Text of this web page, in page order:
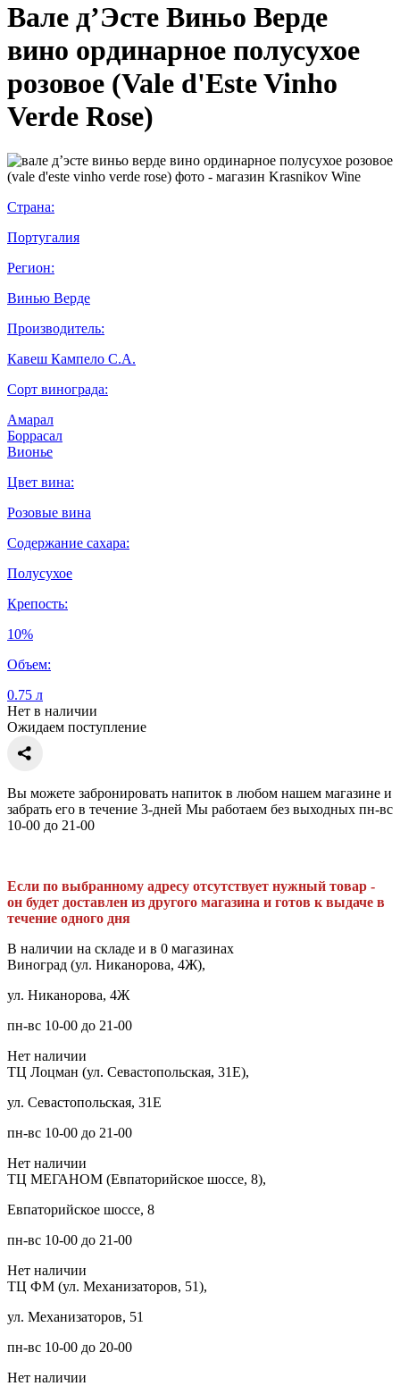
Вале д’Эсте Виньо Верде
вино ординарное полусухое
розовое (Vale d'Este Vinho
Verde Rose)
Страна:
Португалия
Регион:
Винью Верде
Производитель:
Кавеш Кампело С.А.
Сорт винограда:
Амарал
Боррасал
Вионье
Цвет вина:
Розовые вина
Содержание сахара:
Полусухое
Крепость:
10%
Объем:
0.75 л
Нет в наличии
Ожидаем поступление
Вы можете забронировать напиток в любом нашем магазине и
забрать его в течение 3-дней Мы работаем без выходных пн-вс
10-00 до 21-00
Если по выбранному адресу отсутствует нужный товар -
он будет доставлен из другого магазина и готов к выдаче в
течение одного дня
В наличии на складе и в 0 магазинах
Виноград (ул. Никанорова, 4Ж),
ул. Никанорова, 4Ж
пн-вс 10-00 до 21-00
Нет наличии
ТЦ Лоцман (ул. Севастопольская, 31Е),
ул. Севастопольская, 31Е
пн-вс 10-00 до 21-00
Нет наличии
ТЦ МЕГАНОМ (Евпаторийское шоссе, 8),
Евпаторийское шоссе, 8
пн-вс 10-00 до 21-00
Нет наличии
ТЦ ФМ (ул. Механизаторов, 51),
ул. Механизаторов, 51
пн-вс 10-00 до 20-00
Нет наличии